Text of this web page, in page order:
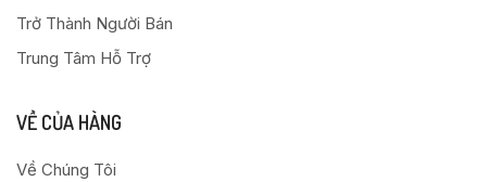
Trở Thành Người Bán
Trung Tâm Hỗ Trợ
VỀ CỦA HÀNG
Về Chúng Tôi